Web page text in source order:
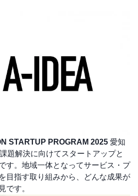
STARTUP PROGRAM 2025 愛知
題解決に向けてスタートアップと
す。地域一体となってサービス・プ
目指す取り組みから、どんな成果が
です。